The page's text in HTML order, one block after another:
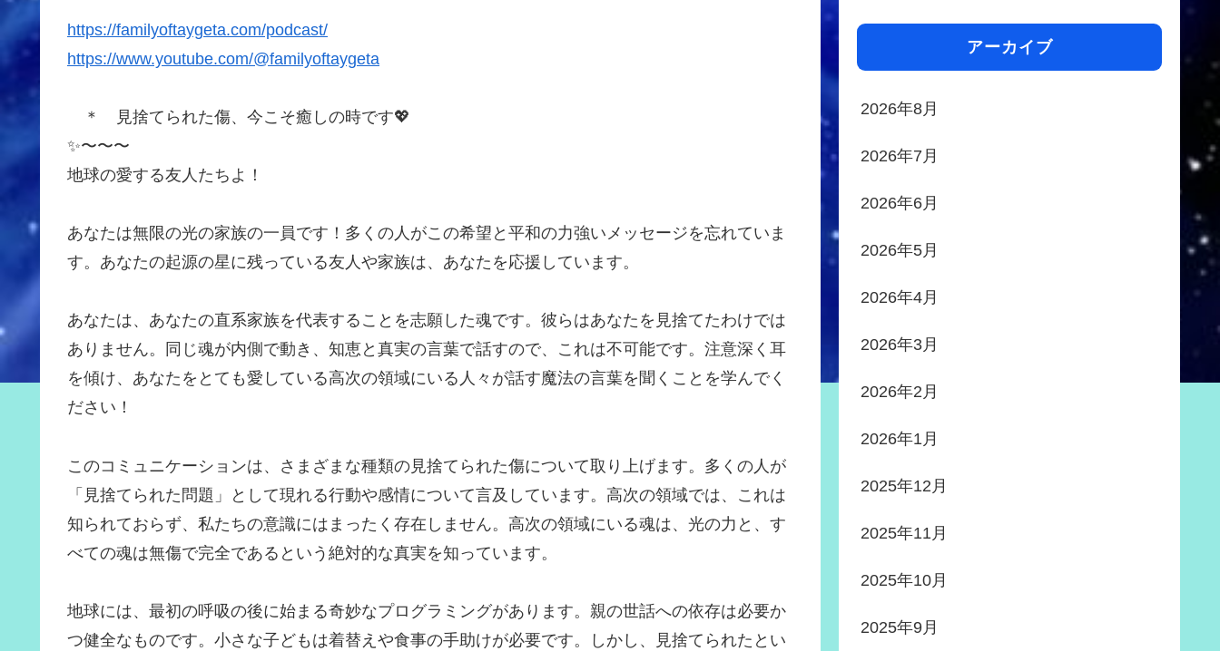
https://familyoftaygeta.com/podcast/
https://www.youtube.com/@familyoftaygeta
＊ 見捨てられた傷、今こそ癒しの時です💖
✨〜〜〜
地球の愛する友人たちよ！
あなたは無限の光の家族の一員です！多くの人がこの希望と平和の力強いメッセージを忘れていま
す。あなたの起源の星に残っている友人や家族は、あなたを応援しています。
あなたは、あなたの直系家族を代表することを志願した魂です。彼らはあなたを見捨てたわけでは
ありません。同じ魂が内側で動き、知恵と真実の言葉で話すので、これは不可能です。注意深く耳
を傾け、あなたをとても愛している高次の領域にいる人々が話す魔法の言葉を聞くことを学んでく
ださい！
このコミュニケーションは、さまざまな種類の見捨てられた傷について取り上げます。多くの人が
「見捨てられた問題」として現れる行動や感情について言及しています。高次の領域では、これは
知られておらず、私たちの意識にはまったく存在しません。高次の領域にいる魂は、光の力と、す
べての魂は無傷で完全であるという絶対的な真実を知っています。
地球には、最初の呼吸の後に始まる奇妙なプログラミングがあります。親の世話への依存は必要か
つ健全なものです。小さな子どもは着替えや食事の手助けが必要です。しかし、見捨てられたとい
アーカイブ
2026年8月
2026年7月
2026年6月
2026年5月
2026年4月
2026年3月
2026年2月
2026年1月
2025年12月
2025年11月
2025年10月
2025年9月